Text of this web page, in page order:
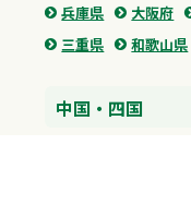
兵庫県 大阪府
三重県
和歌山県
中国・四国